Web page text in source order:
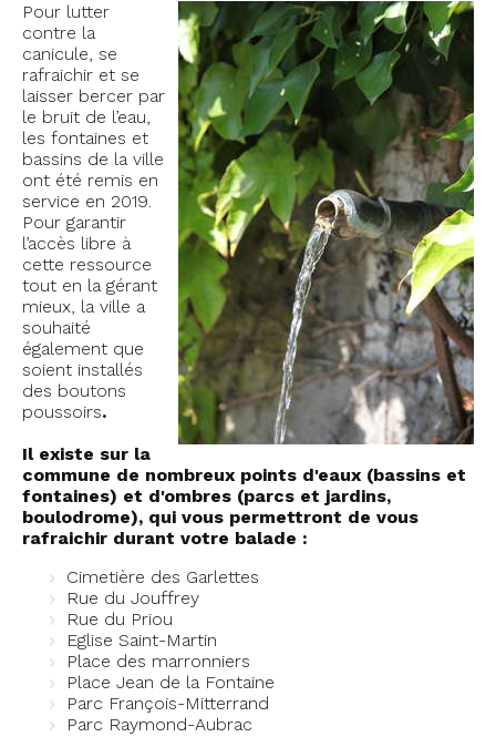
Pour lutter
contre la
canicule, se
rafraichir et se
laisser bercer par
le bruit de l’eau,
les fontaines et
bassins de la ville
ont été remis en
service en 2019.
Pour garantir
l’accès libre à
cette ressource
tout en la gérant
mieux, la ville a
souhaité
également que
soient installés
des boutons
poussoirs.
Il existe sur la
commune de nombreux points d'eaux (bassins et
fontaines) et d'ombres (parcs et jardins,
boulodrome), qui vous permettront de vous
rafraichir durant votre balade :
Cimetière des Garlettes
Rue du Jouffrey
Rue du Priou
Eglise Saint-Martin
Place des marronniers
Place Jean de la Fontaine
Parc François-Mitterrand
Parc Raymond-Aubrac